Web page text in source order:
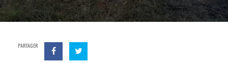
PARTAGER